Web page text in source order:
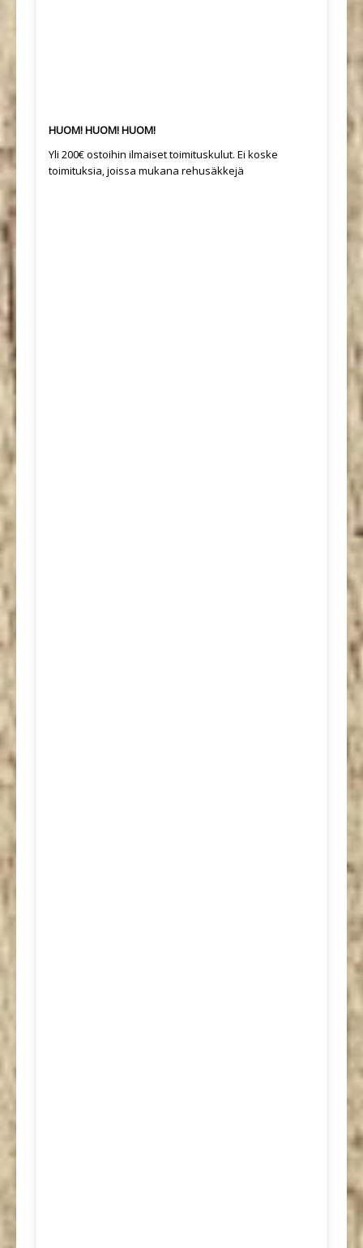
HUOM! HUOM! HUOM!
Yli 200€ ostoihin ilmaiset toimituskulut. Ei koske
toimituksia, joissa mukana rehusäkkejä